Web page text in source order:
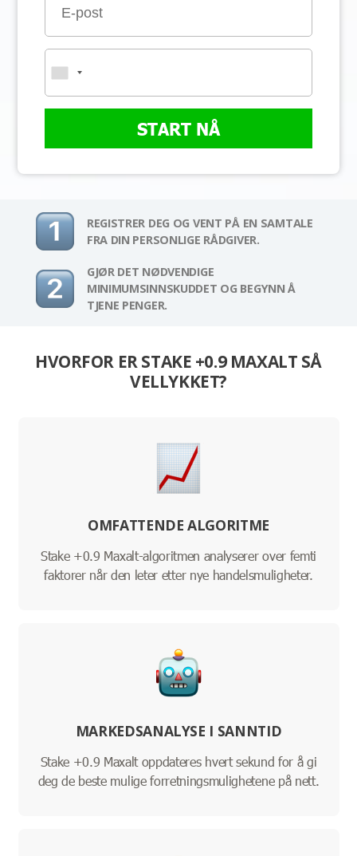
START NÅ
REGISTRER DEG OG VENT PÅ EN SAMTALE
FRA DIN PERSONLIGE RÅDGIVER.
GJØR DET NØDVENDIGE
MINIMUMSINNSKUDDET OG BEGYNN Å
TJENE PENGER.
HVORFOR ER STAKE +0.9 MAXALT SÅ
VELLYKKET?
OMFATTENDE ALGORITME
Stake +0.9 Maxalt-algoritmen analyserer over femti
faktorer når den leter etter nye handelsmuligheter.
MARKEDSANALYSE I SANNTID
Stake +0.9 Maxalt oppdateres hvert sekund for å gi
deg de beste mulige forretningsmulighetene på nett.